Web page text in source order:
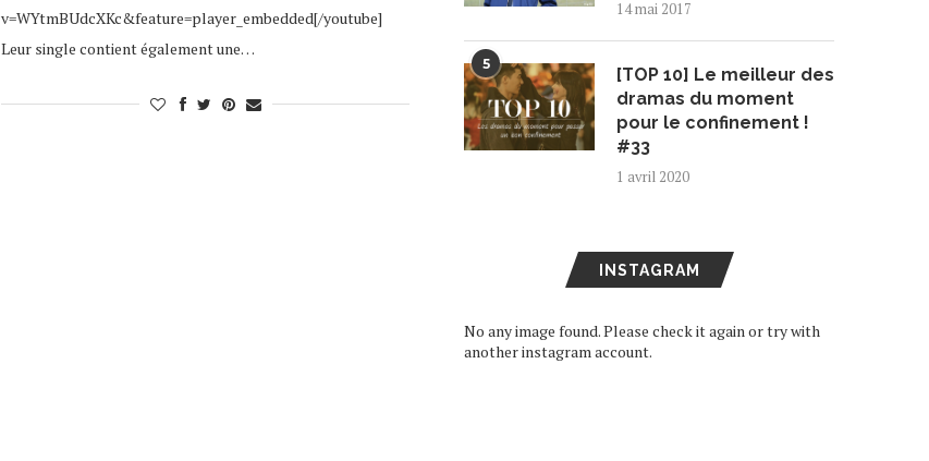
v=WYtmBUdcXKc&feature=player_embedded[/youtube]
Leur single contient également une…
14 mai 2017
5
[TOP 10] Le meilleur des
dramas du moment
pour le confinement !
#33
1 avril 2020
INSTAGRAM
No any image found. Please check it again or try with
another instagram account.